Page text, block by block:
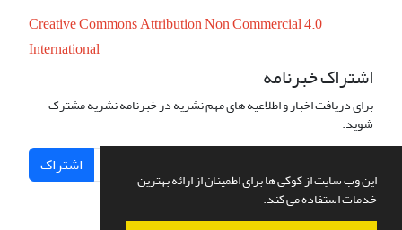
این وب سایت از کوکی ها برای اطمینان از ارائه بهترین
خدمات استفاده می کند.
Creative Commons Attribution Non Commercial 4.0
International
اشتراک خبرنامه
برای دریافت اخبار و اطلاعیه های مهم نشریه در خبرنامه نشریه مشترک
شوید.
اشتراک